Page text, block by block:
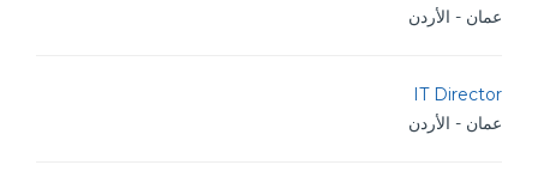
عمان - الأردن
IT Director
عمان - الأردن